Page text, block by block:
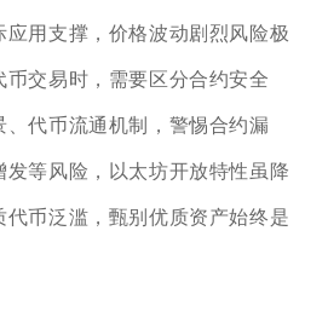
应用支撑，价格波动剧烈风险极
交易时，需要区分合约安全
代币流通机制，警惕合约漏
等风险，以太坊开放特性虽降
币泛滥，甄别优质资产始终是